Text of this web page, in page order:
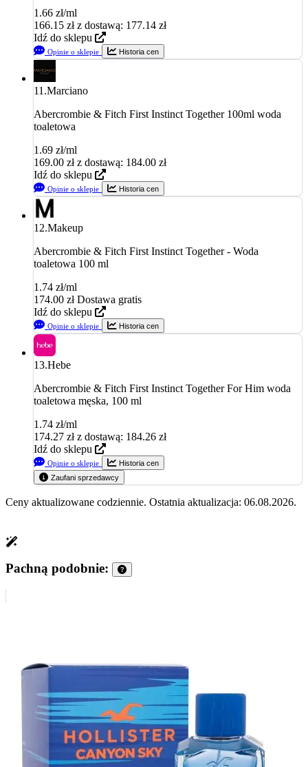
1.66 zł/ml
166.15 zł z dostawą: 177.14 zł
Idź do sklepu
Opinie o sklepie Historia cen
11.Marciano
Abercrombie & Fitch First Instinct Together 100ml woda
toaletowa
1.69 zł/ml
169.00 zł z dostawą: 184.00 zł
Idź do sklepu
Opinie o sklepie Historia cen
12.Makeup
Abercrombie & Fitch First Instinct Together - Woda
toaletowa 100 ml
1.74 zł/ml
174.00 zł Dostawa gratis
Idź do sklepu
Opinie o sklepie Historia cen
13.Hebe
Abercrombie & Fitch First Instinct Together For Him woda
toaletowa męska, 100 ml
1.74 zł/ml
174.27 zł z dostawą: 184.26 zł
Idź do sklepu
Opinie o sklepie
Historia cen
Zaufani sprzedawcy
Ceny aktualizowane codziennie. Ostatnia aktualizacja: 06.08.2026.
Pachną podobnie: